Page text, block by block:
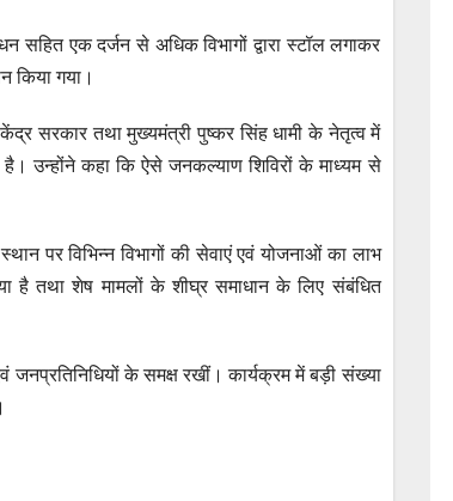
एक दर्जन से अधिक विभागों द्वारा स्टॉल लगाकर
किया गया।
सरकार तथा मुख्यमंत्री पुष्कर सिंह धामी के नेतृत्व में
उन्होंने कहा कि ऐसे जनकल्याण शिविरों के माध्यम से
पर विभिन्न विभागों की सेवाएं एवं योजनाओं का लाभ
है तथा शेष मामलों के शीघ्र समाधान के लिए संबंधित
जनप्रतिनिधियों के समक्ष रखीं। कार्यक्रम में बड़ी संख्या